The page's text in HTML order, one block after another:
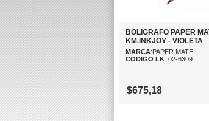
BOLIGRAFO PAPER
KM.INKJOY - VIOLETA
MARCA:PAPER MATE
CODIGO LK: 02-6309
$675,18